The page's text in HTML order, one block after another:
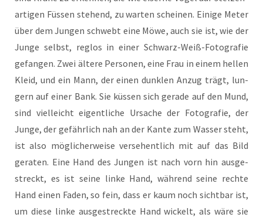
ar­ti­gen Füs­sen ste­hend, zu war­ten schei­nen. Eini­ge Meter
über dem Jun­gen schwebt eine Möwe, auch sie ist, wie der
Jun­ge selbst, reg­los in einer Schwarz-Weiß-Foto­gra­fie
gefan­gen. Zwei älte­re Per­so­nen, eine Frau in einem hel­len
Kleid, und ein Mann, der einen dunk­len Anzug trägt, lun­
gern auf einer Bank. Sie küs­sen sich gera­de auf den Mund,
sind viel­leicht eigent­li­che Ursa­che der Foto­gra­fie, der
Jun­ge, der gefähr­lich nah an der Kan­te zum Was­ser steht,
ist also mög­li­cher­wei­se ver­se­hent­lich mit auf das Bild
gera­ten. Eine Hand des Jun­gen ist nach vorn hin aus­ge­
streckt, es ist sei­ne lin­ke Hand, wäh­rend sei­ne rech­te
Hand einen Faden, so fein, dass er kaum noch sicht­bar ist,
um die­se lin­ke aus­ge­streck­te Hand wickelt, als wäre sie